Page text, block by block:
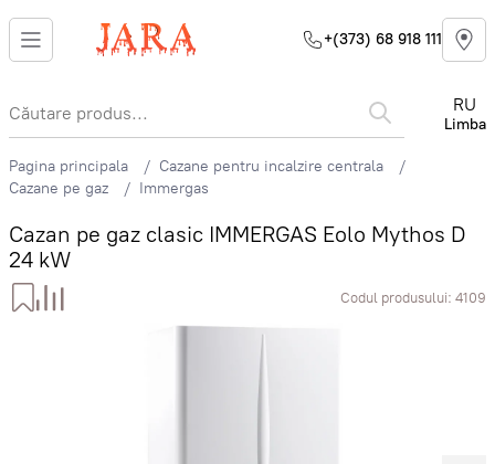
+(373) 68 918 111
RU
Limba
Pagina principala
Cazane pentru incalzire centrala
Cazane pe gaz
Immergas
Cazan pe gaz clasic IMMERGAS Eolo Mythos D
24 kW
Codul produsului: 4109